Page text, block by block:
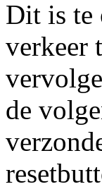
Dit is te
verkeer
de